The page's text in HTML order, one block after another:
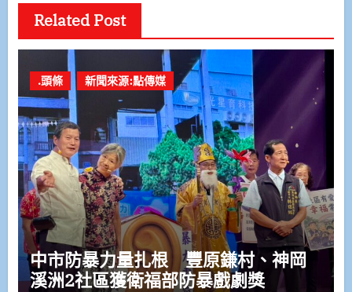
Related Post
.頭條 新聞來源:點傳媒
中市防暴力量扎根 豐原鎌村、神岡
溪洲2社區獲衛福部防暴戲劇獎